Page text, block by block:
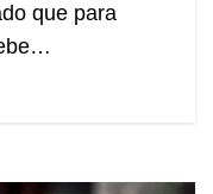
que para